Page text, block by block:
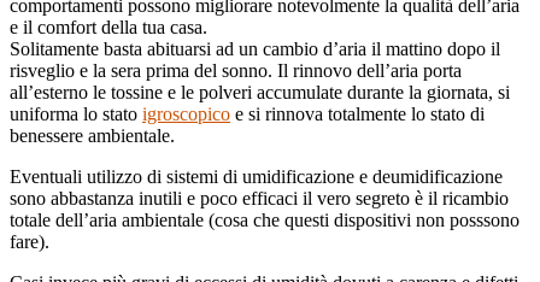
comportamenti possono migliorare notevolmente la qualità dell’aria
e il comfort della tua casa.
Solitamente basta abituarsi ad un cambio d’aria il mattino dopo il
risveglio e la sera prima del sonno. Il rinnovo dell’aria porta
all’esterno le tossine e le polveri accumulate durante la giornata, si
uniforma lo stato igroscopico e si rinnova totalmente lo stato di
benessere ambientale.
Eventuali utilizzo di sistemi di umidificazione e deumidificazione
sono abbastanza inutili e poco efficaci il vero segreto è il ricambio
totale dell’aria ambientale (cosa che questi dispositivi non posssono
fare).